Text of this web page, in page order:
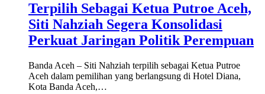
Terpilih Sebagai Ketua Putroe Aceh,
Siti Nahziah Segera Konsolidasi
Perkuat Jaringan Politik Perempuan
Banda Aceh – Siti Nahziah terpilih sebagai Ketua Putroe
Aceh dalam pemilihan yang berlangsung di Hotel Diana,
Kota Banda Aceh,…